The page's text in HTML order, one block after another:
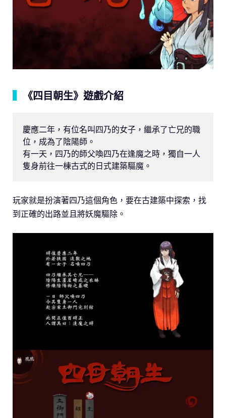
《四目朝生》遊戲介紹
慶應二年，有位名叫四乃的女子，繼承了亡兄的職
位，成為了陰陽師。
有一天，四乃的師父喚四乃在逢魔之時，獨自一人
隻身前往一棟古式的日式建築驅魔。
玩家就是扮演著四乃這個角色，要在古建築中探索，找
到正確的出路並且將妖魔驅除。